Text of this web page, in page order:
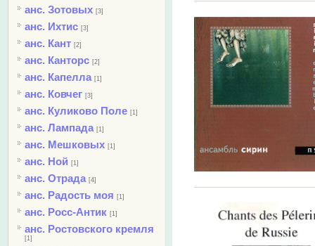
анс. Зотовых [3]
анс. Ихтис [3]
анс. Кант [2]
анс. Канторс [2]
анс. Капелла [1]
анс. Ковчег [3]
анс. Куликово Поле [1]
анс. Лампада [1]
анс. Мешковых [1]
анс. Ной [1]
анс. Отрада [4]
анс. Радость моя [1]
анс. Росс-Антик [1]
анс. Ростовского кремля
[1]